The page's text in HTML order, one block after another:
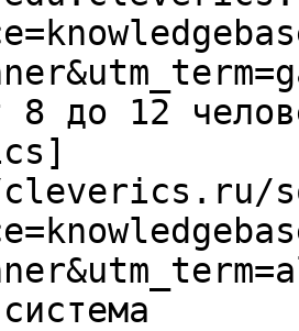
8 до 12